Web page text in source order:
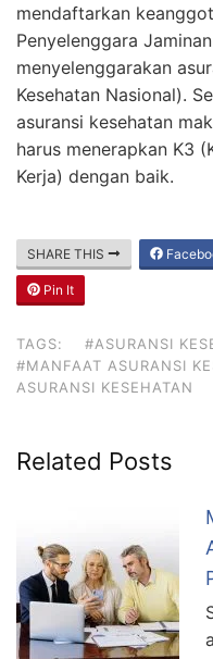
mendaftarkan
Penyelenggara
menyelenggarakan
Kesehatan Nasional).
asuransi kesehatan
harus menerapkan K3
Kerja) dengan baik.
SHARE THIS
Pin It
TAGS: #ASURANSI
#MANFAAT ASURANSI
ASURANSI KESEHATAN
Related Posts